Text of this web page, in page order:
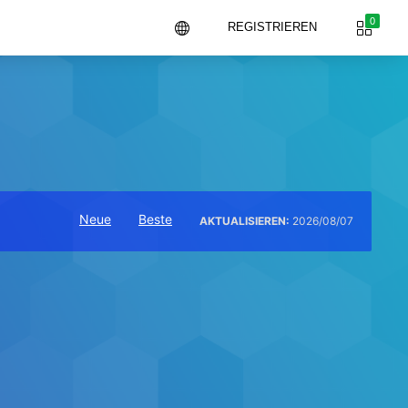
0
REGISTRIEREN
AKTUALISIEREN: 2026/08/07
Neue Beste